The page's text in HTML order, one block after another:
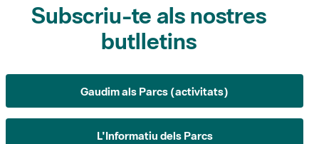
Subscriu-te als nostres
butlletins
Gaudim als Parcs (activitats)
L'Informatiu dels Parcs